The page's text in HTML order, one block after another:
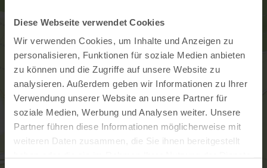
Diese Webseite verwendet Cookies
Wir verwenden Cookies, um Inhalte und Anzeigen zu
personalisieren, Funktionen für soziale Medien anbieten
zu können und die Zugriffe auf unsere Website zu
analysieren. Außerdem geben wir Informationen zu Ihrer
Verwendung unserer Website an unsere Partner für
soziale Medien, Werbung und Analysen weiter. Unsere
Partner führen diese Informationen möglicherweise mit
weiteren Daten zusammen, die Sie ihnen bereitgestellt